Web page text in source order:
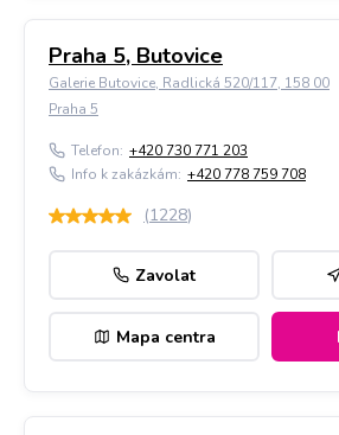
Praha 5, Butovice
Galerie Butovice, Radlická 520/117, 158 00
Praha 5
Telefon: +420 730 771 203
Info k zakázkám: +420 778 759 708
(1228)
Zavolat
Mapa centra